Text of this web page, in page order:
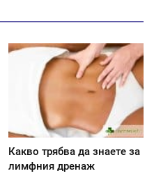
Какво трябва да знаете за
лимфния дренаж